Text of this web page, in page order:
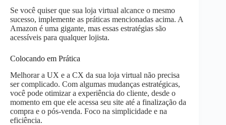
Se você quiser que sua loja virtual alcance o mesmo
sucesso, implemente as práticas mencionadas acima. A
Amazon é uma gigante, mas essas estratégias são
acessíveis para qualquer lojista.
Colocando em Prática
Melhorar a UX e a CX da sua loja virtual não precisa
ser complicado. Com algumas mudanças estratégicas,
você pode otimizar a experiência do cliente, desde o
momento em que ele acessa seu site até a finalização da
compra e o pós-venda. Foco na simplicidade e na
eficiência.